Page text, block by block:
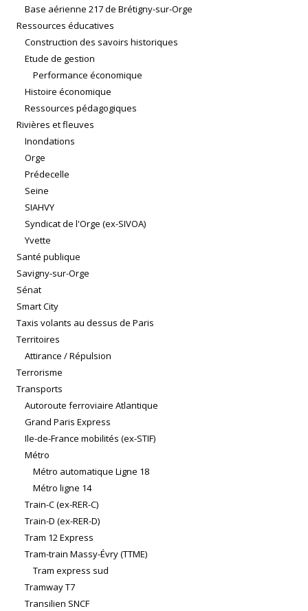
Base aérienne 217 de Brétigny-sur-Orge
Ressources éducatives
Construction des savoirs historiques
Etude de gestion
Performance économique
Histoire économique
Ressources pédagogiques
Rivières et fleuves
Inondations
Orge
Prédecelle
Seine
SIAHVY
Syndicat de l'Orge (ex-SIVOA)
Yvette
Santé publique
Savigny-sur-Orge
Sénat
Smart City
Taxis volants au dessus de Paris
Territoires
Attirance / Répulsion
Terrorisme
Transports
Autoroute ferroviaire Atlantique
Grand Paris Express
Ile-de-France mobilités (ex-STIF)
Métro
Métro automatique Ligne 18
Métro ligne 14
Train-C (ex-RER-C)
Train-D (ex-RER-D)
Tram 12 Express
Tram-train Massy-Évry (TTME)
Tram express sud
Tramway T7
Transilien SNCF